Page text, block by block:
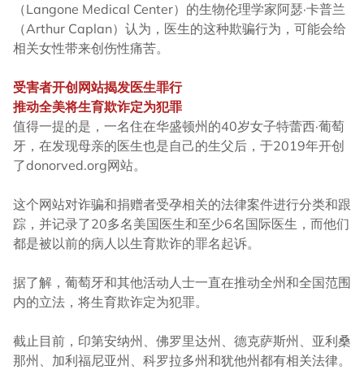
（Langone Medical Center）的生物伦理学家阿瑟·卡普兰
（Arthur Caplan）认为，医生的这种欺骗行为，可能会给
相关女性带来创伤性痛苦。
受害者开创网站揭发医生罪行
推动全美将生育欺诈定为犯罪
值得一提的是，一名住在华盛顿州的40岁女子特蕾西·葡萄
牙，在发现母亲的医生也是自己的生父后，于2019年开创
了donorved.org网站。
这个网站对诈骗和捐赠者受孕相关的法律案件进行分类和跟
踪，并记录了20多名美国医生和至少6名国际医生，而他们
都是被以前的病人以生育欺诈的罪名起诉。
据了解，葡萄牙和其他活动人士一直在推动全州和全国范围
内的立法，将生育欺诈定为犯罪。
截止目前，印第安纳州、佛罗里达州、德克萨斯州、亚利桑
那州、加利福尼亚州、科罗拉多州和犹他州都有相关法律。